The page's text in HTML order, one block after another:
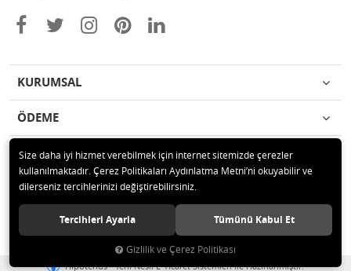
KURUMSAL
ÖDEME
İLETİŞİM
© 2020 MAG OTOMOTİV Tüm hakları saklıdır.
Hipotenüs Yeni Nesil E-Ticaret Sistemleri ile Hazırlanmıştır.
Size daha iyi hizmet verebilmek için internet sitemizde çerezler
kullanılmaktadır. Çerez Politikaları Aydınlatma Metni’ni okuyabilir ve
dilerseniz tercihlerinizi değiştirebilirsiniz.
Tercihleri Ayarla Tümünü Kabul Et
Gizlilik ve Çerez Politikası